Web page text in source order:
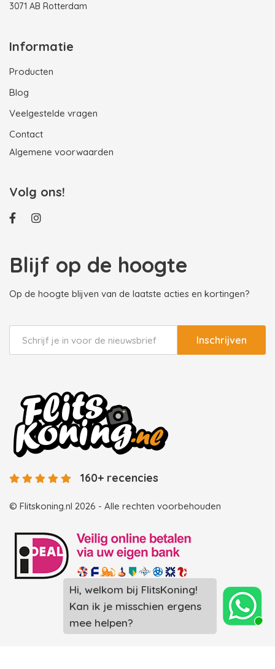
Hi, welkom bij FlitsKoning!
Kan ik je misschien ergens
mee helpen?
3071 AB Rotterdam
Informatie
Producten
Blog
Veelgestelde vragen
Contact
Algemene voorwaarden
Volg ons!
Blijf op de hoogte
Op de hoogte blijven van de laatste acties en kortingen?
Inschrijven
© Flitskoning.nl 2026 - Alle rechten voorbehouden
160+ recencies
Landingspagina overzicht photobooths
Landingspagina overzicht videobooths
Photobooth huren in Spijkenisse